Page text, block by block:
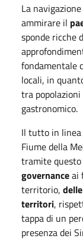
La
ammirare il
sponde ricche
fondamentale
locali, in
tra
gastronomico.
Il tutto in linea
Fiume della
tramite questo
governanceai
territorio,
territori,
tappa di un
presenza dei